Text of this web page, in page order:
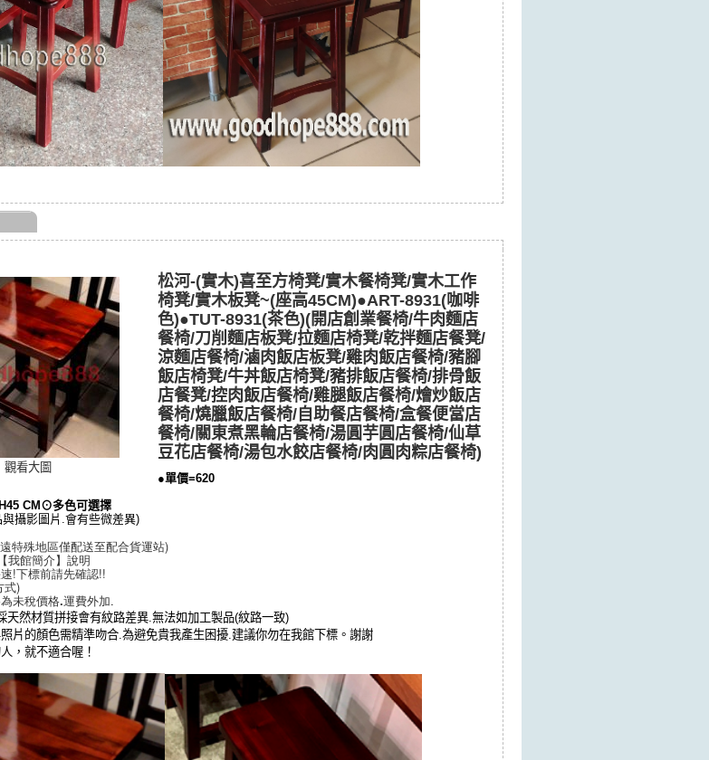
觀看大圖
松河-(實木)喜至方椅凳/實木餐椅凳/實木工作
椅凳/實木板凳~(座高45CM)●ART-8931(咖啡
色)●TUT-8931(茶色)(開店創業餐椅/牛肉麵店
餐椅/刀削麵店板凳/拉麵店椅凳/乾拌麵店餐凳/
涼麵店餐椅/滷肉飯店板凳/雞肉飯店餐椅/豬腳
飯店椅凳/牛丼飯店椅凳/豬排飯店餐椅/排骨飯
店餐凳/控肉飯店餐椅/雞腿飯店餐椅/燴炒飯店
餐椅/燒臘飯店餐椅/自助餐店餐椅/盒餐便當店
餐椅/關東煮黑輪店餐椅/湯圓芋圓店餐椅/仙草
豆花店餐椅/湯包水餃店餐椅/肉圓肉粽店餐椅)
●單價=620
CM⊙多色可選擇
攝影圖片.會有些微差異)
特殊地區僅配送至配合貨運站)
我館簡介】說明
!下標前請先確認!!
式)
未稅價格.運費外加.
天然材質拼接會有紋路差異.無法如加工製品(紋路一致)
片的顏色需精準吻合.為避免貴我產生困擾.建議你勿在我館下標。謝謝
，就不適合喔！